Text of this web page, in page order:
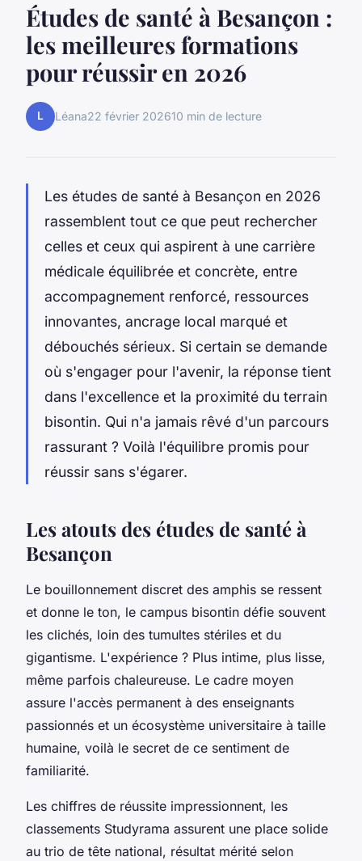
Études de santé à Besançon :
les meilleures formations
pour réussir en 2026
L Léana22 février 202610 min de lecture
Les études de santé à Besançon en 2026
rassemblent tout ce que peut rechercher
celles et ceux qui aspirent à une carrière
médicale équilibrée et concrète, entre
accompagnement renforcé, ressources
innovantes, ancrage local marqué et
débouchés sérieux. Si certain se demande
où s'engager pour l'avenir, la réponse tient
dans l'excellence et la proximité du terrain
bisontin. Qui n'a jamais rêvé d'un parcours
rassurant ? Voilà l'équilibre promis pour
réussir sans s'égarer.
Les atouts des études de santé à
Besançon
Le bouillonnement discret des amphis se ressent
et donne le ton, le campus bisontin défie souvent
les clichés, loin des tumultes stériles et du
gigantisme. L'expérience ? Plus intime, plus lisse,
même parfois chaleureuse. Le cadre moyen
assure l'accès permanent à des enseignants
passionnés et un écosystème universitaire à taille
humaine, voilà le secret de ce sentiment de
familiarité.
Les chiffres de réussite impressionnent, les
classements Studyrama assurent une place solide
au trio de tête national, résultat mérité selon